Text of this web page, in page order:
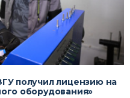
получил лицензию на
оборудования»